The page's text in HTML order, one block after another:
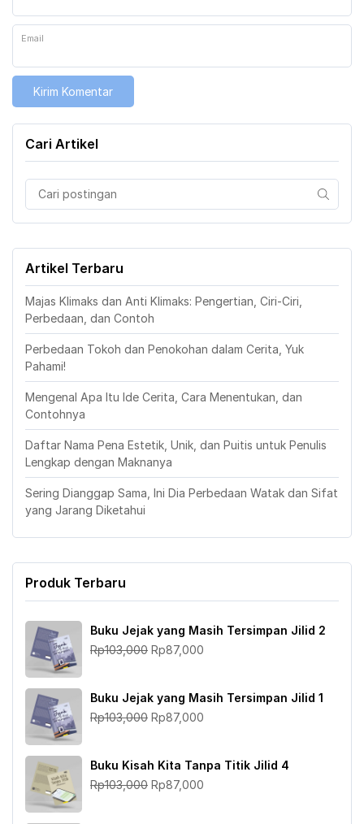
Email
Cari Artikel
Artikel Terbaru
Majas Klimaks dan Anti Klimaks: Pengertian, Ciri-Ciri,
Perbedaan, dan Contoh
Perbedaan Tokoh dan Penokohan dalam Cerita, Yuk
Pahami!
Mengenal Apa Itu Ide Cerita, Cara Menentukan, dan
Contohnya
Daftar Nama Pena Estetik, Unik, dan Puitis untuk Penulis
Lengkap dengan Maknanya
Sering Dianggap Sama, Ini Dia Perbedaan Watak dan Sifat
yang Jarang Diketahui
Produk Terbaru
Buku Jejak yang Masih Tersimpan Jilid 2
Rp103,000 Harga
Rp103,000.
Rp87,000
Buku Jejak yang Masih Tersimpan Jilid 1
Rp103,000 Harga
Rp103,000.
Rp87,000
adalah:
Buku Kisah Kita Tanpa Titik Jilid 4
Rp103,000 Harga
Rp87,000